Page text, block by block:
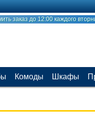
заказ до 12:00 каждого
Комоды Шкафы